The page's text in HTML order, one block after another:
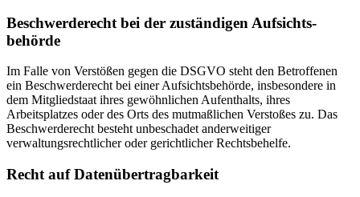
Beschwerde­recht bei der zuständigen Aufsichts­
behörde
Im Falle von Verstößen gegen die DSGVO steht den Betroffenen
ein Beschwerderecht bei einer Aufsichtsbehörde, insbesondere in
dem Mitgliedstaat ihres gewöhnlichen Aufenthalts, ihres
Arbeitsplatzes oder des Orts des mutmaßlichen Verstoßes zu. Das
Beschwerderecht besteht unbeschadet anderweitiger
verwaltungsrechtlicher oder gerichtlicher Rechtsbehelfe.
Recht auf Daten­übertrag­barkeit